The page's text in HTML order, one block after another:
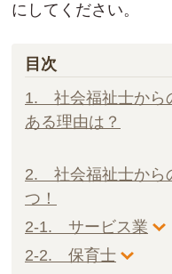
にしてください。
目次
1. 社会福祉士から
ある理由は？
2. 社会福祉士から
つ！
2-1. サービス業
2-2. 保育士